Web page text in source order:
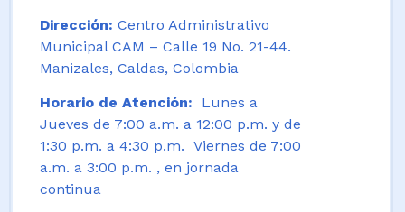
Dirección: Centro Administrativo
Municipal CAM – Calle 19 No. 21-44.
Manizales, Caldas, Colombia
Horario de Atención: Lunes a
Jueves de 7:00 a.m. a 12:00 p.m. y de
1:30 p.m. a 4:30 p.m. Viernes de 7:00
a.m. a 3:00 p.m. , en jornada
continua